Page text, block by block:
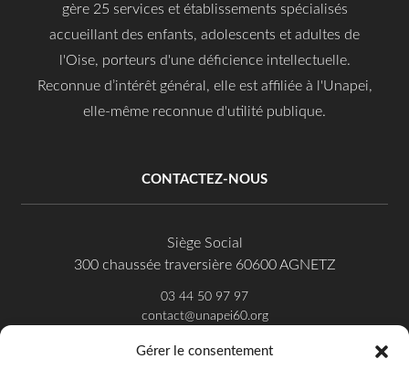
Gérer le consentement
gère 25 services et établissements spécialisés
accueillant des enfants, adolescents et adultes de
l'Oise, porteurs d'une déficience intellectuelle.
Reconnue d’intérêt général, elle est affiliée à l'Unapei,
elle-même reconnue d'utilité publique.
CONTACTEZ-NOUS
Siège Social
300 chaussée traversière 60600 AGNETZ
03 44 50 97 97
contact@unapei60.org